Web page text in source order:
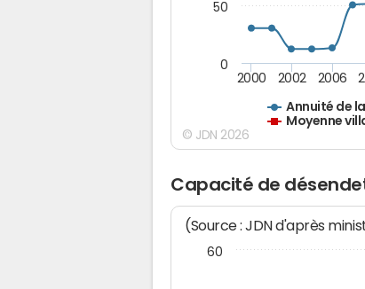
Annuité de
Moyenne
2000 2002 2006
0
50
© JDN 2026
Capacité de
(Source : JDN d'après
60